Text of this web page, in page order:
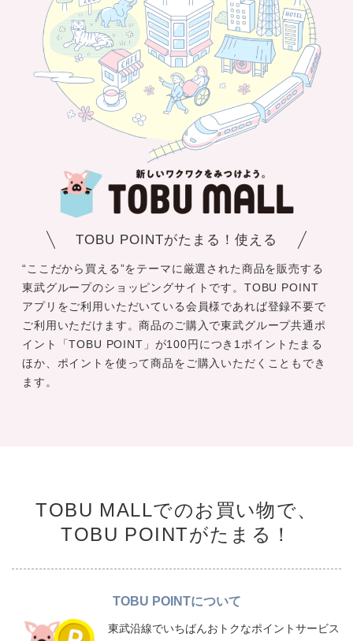
TOBU POINTがたまる！使える
“ここだから買える”をテーマに厳選された商品を販売する
東武グループのショッピングサイトです。TOBU POINT
アプリをご利用いただいている会員様であれば登録不要で
ご利用いただけます。商品のご購入で東武グループ共通ポ
イント「TOBU POINT」が100円につき1ポイントたまる
ほか、ポイントを使って商品をご購入いただくこともでき
ます。
TOBU MALLでのお買い物で、
TOBU POINTがたまる！
TOBU POINTについて
東武沿線でいちばんおトクなポイントサービス